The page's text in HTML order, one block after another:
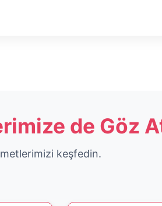
zamanında ve hedef
çekecek trend müzikler ve
güvenilir kaynaklardan
de Göz
keşfedin.